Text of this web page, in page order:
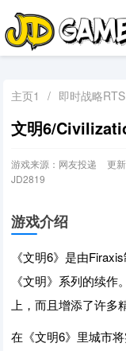
主页1 / 即时战略RTS
文明6/
游戏来源：网友投递 更
JD2819
游戏介绍
《文明6》是由
《文明》系列的续
上，而且增添了许多
在《文明6》里城市